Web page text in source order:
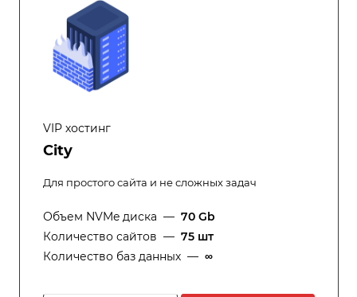
VIP хостинг
City
Для простого сайта и не сложных задач
Объем NVMe диска — 70 Gb
Количество сайтов — 75 шт
Количество баз данных — ∞